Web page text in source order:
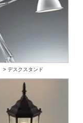
> デスクスタンド